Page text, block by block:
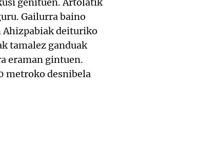
genituen. Artolatik
Gailurra baino
Ahizpabiak deituriko
tamalez ganduak
eraman gintuen.
metroko desnibela